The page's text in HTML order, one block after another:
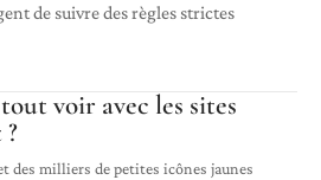
de suivre des règles strictes
voir avec les sites
des milliers de petites icônes jaunes